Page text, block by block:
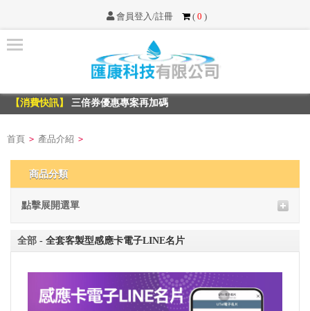
會員登入/註冊 ( 0 )
首
頁
新
息
三倍券優惠專案再加碼
【消費快訊】
三倍券優惠專案再加碼
首頁 > 產品介紹 >
商品分類
點擊展開選單
全部 - 全套客製型感應卡電子LINE名片